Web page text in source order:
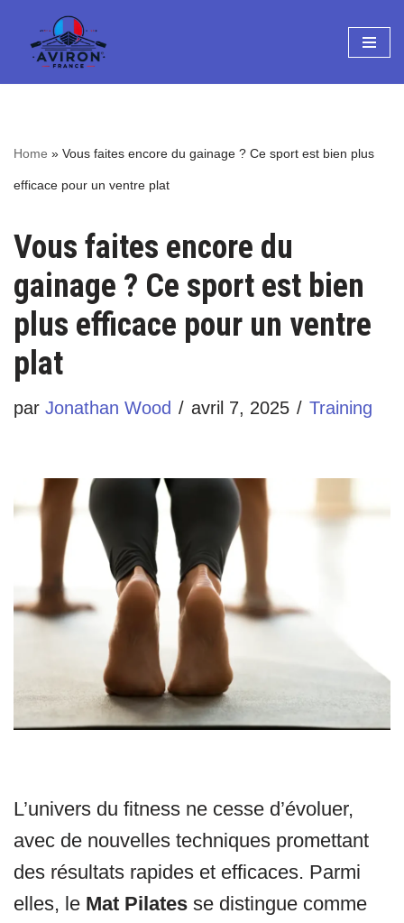
Aller
au
Home » Vous faites encore du gainage ? Ce sport est bien plus
efficace pour un ventre plat
Vous faites encore du
gainage ? Ce sport est bien
plus efficace pour un ventre
plat
par Jonathan Wood avril 7, 2025 Training
L’univers du fitness ne cesse d’évoluer,
avec de nouvelles techniques promettant
des résultats rapides et efficaces. Parmi
elles, le Mat Pilates se distingue comme